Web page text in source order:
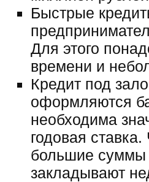
Быстрые
Для этого
времени и
Кредит под
оформляются
необходима
годовая
большие суммы
закладывают